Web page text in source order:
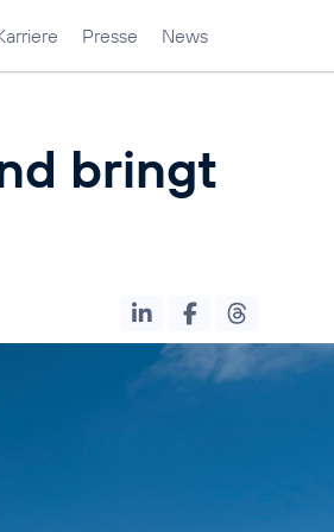
Presse News
bringt